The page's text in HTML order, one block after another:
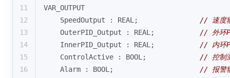
11
VAR_OUTPUT
12
    SpeedOutput : REAL;
// 速度
13
    OuterPID_Output : REAL;
// 外环
14
    InnerPID_Output : REAL;
// 内环
15
    ControlActive : BOOL;
// 控制
16
    Alarm : BOOL;
// 报警